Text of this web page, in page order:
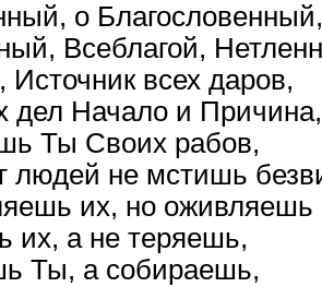
о Благословенный,
Всеблагой,
Источник всех даров,
дел Начало и Причина,
Ты Своих рабов,
людей не мстишь
их, но оживляешь
их, а не теряешь,
Ты, а собираешь,